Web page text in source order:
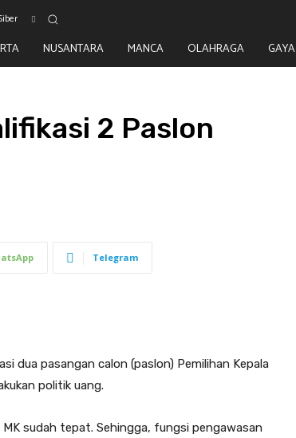
NUSANTARA MANCA OLAHRAGA GAYA
2 Paslon
Telegram
dua pasangan calon (paslon) Pemilihan Kepala
politik uang.
sudah tepat. Sehingga, fungsi pengawasan